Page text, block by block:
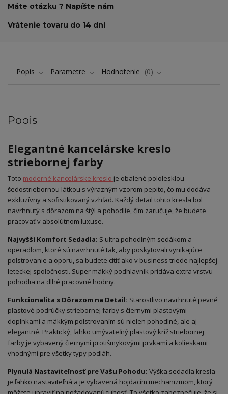
Máte otázku ? Napíšte nám
Vrátenie tovaru do 14 dní
Popis Parametre Hodnotenie 0
Popis
Elegantné kancelárske kreslo
striebornej farby
Toto moderné kancelárske kreslo je obalené pololesklou
šedostriebornou látkou s výrazným vzorom pepito, čo mu dodáva
exkluzívny a sofistikovaný vzhľad. Každý detail tohto kresla bol
navrhnutý s dôrazom na štýl a pohodlie, čím zaručuje, že budete
pracovať v absolútnom luxuse.
Najvyšší Komfort Sedadla: S ultra pohodlným sedákom a
operadlom, ktoré sú navrhnuté tak, aby poskytovali vynikajúce
polstrovanie a oporu, sa budete cítiť ako v business triede najlepšej
leteckej spoločnosti. Super mäkký podhlavník pridáva extra vrstvu
pohodlia na dlhé pracovné hodiny.
Funkcionalita s Dôrazom na Detail: Starostlivo navrhnuté pevné
plastové podrúčky striebornej farby s čiernymi plastovými
doplnkami a mäkkým polstrovaním sú nielen pohodlné, ale aj
elegantné. Praktický, ľahko umývateľný plastový kríž striebornej
farby je vybavený čiernymi protišmykovými prvkami a kolieskami
vhodnými pre všetky typy podláh.
Plynulá Nastaviteľnosť pre Vašu Pohodu: Výška sedadla kresla
je ľahko nastaviteľná a je vybavená hojdacím mechanizmom, ktorý